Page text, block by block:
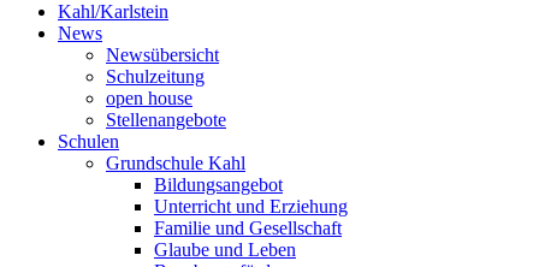
Kahl/Karlstein
News
Newsübersicht
Schulzeitung
open house
Stellenangebote
Schulen
Grundschule Kahl
Bildungsangebot
Unterricht und Erziehung
Familie und Gesellschaft
Glaube und Leben